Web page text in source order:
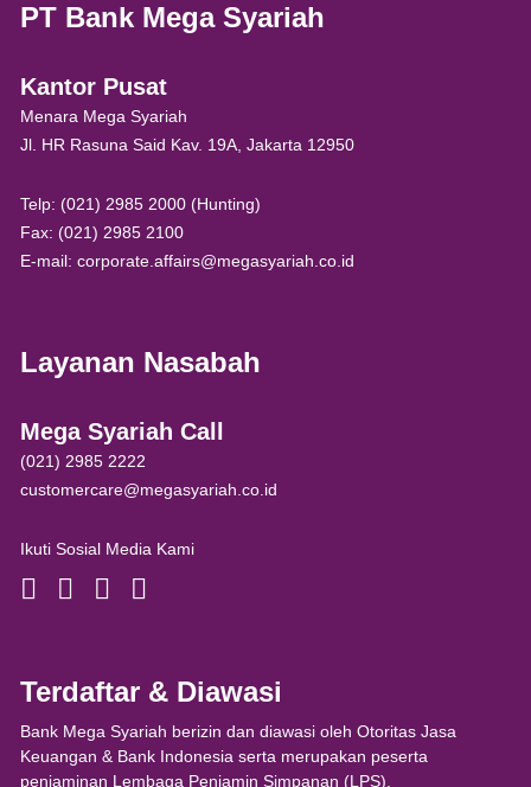
PT Bank Mega Syariah
Kantor Pusat
Menara Mega Syariah
Jl. HR Rasuna Said Kav. 19A, Jakarta 12950
Telp: (021) 2985 2000 (Hunting)
Fax: (021) 2985 2100
E-mail: corporate.affairs@megasyariah.co.id
Layanan Nasabah
Mega Syariah Call
(021) 2985 2222
customercare@megasyariah.co.id
Ikuti Sosial Media Kami
Terdaftar & Diawasi
Bank Mega Syariah berizin dan diawasi oleh Otoritas Jasa
Keuangan & Bank Indonesia serta merupakan peserta
penjaminan Lembaga Penjamin Simpanan (LPS).